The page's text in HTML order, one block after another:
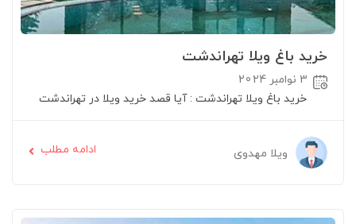
خرید باغ ویلا تهراندشت
3 نوامبر 2024
خرید باغ ویلا تهراندشت : آیا قصد خرید ویلا در تهراندشت
ویلا مهدوی ادامه مطلب